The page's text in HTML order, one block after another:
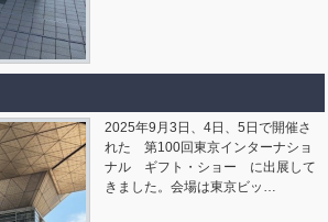
2025年9月3日、4日、5日で開催さ
れた 第100回東京インターナショ
ナル ギフト・ショー に出展して
きました。会場は東京ビッ…